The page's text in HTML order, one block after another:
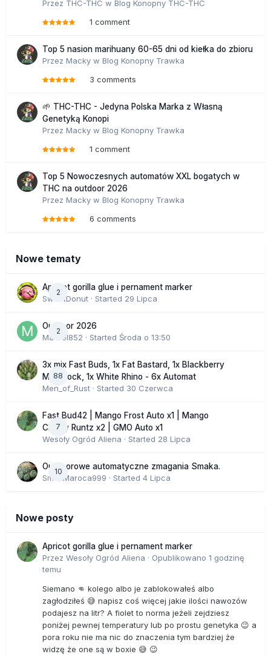
Przez THC-THC w Blog Konopny THC-THC
1 comment
Top 5 nasion marihuany 60-65 dni od kiełka do zbioru
Przez Macky w Blog Konopny Trawka
3 comments
🌱 THC-THC - Jedyna Polska Marka z Własną
Genetyką Konopi
Przez Macky w Blog Konopny Trawka
1 comment
Top 5 Nowoczesnych automatów XXL bogatych w
THC na outdoor 2026
Przez Macky w Blog Konopny Trawka
6 comments
Nowe tematy
2
Apricot gorilla glue i pernament marker
SweetDonut · Started 29 Lipca
2
Outdoor 2026
Marcel852 · Started Środa o 13:50
88
3x mix Fast Buds, 1x Fat Bastard, 1x Blackberry
Moonrock, 1x White Rhino - 6x Automat
Men_of_Rust · Started 30 Czerwca
7
Fast Bud42 | Mango Frost Auto x1 | Mango
Cherry Runtz x2 | GMO Auto x1
Wesoły Ogród Aliena · Started 28 Lipca
10
Outdoorowe automatyczne zmagania Smaka.
SmakMaroca999 · Started 4 Lipca
Nowe posty
Apricot gorilla glue i pernament marker
Przez Wesoły Ogród Aliena · Opublikowano 1 godzinę
temu
Siemano 👊 kolego albo je zablokowałeś albo
zagłodziłeś 😅 napisz coś więcej jakie ilości nawozów
podajesz na litr? A fiolet to norma jeżeli zejdziesz
poniżej pewnej temperatury lub po prostu genetyka 😉 a
pora roku nie ma nic do znaczenia tym bardziej że
widzę że one są w boxie 😅 😉